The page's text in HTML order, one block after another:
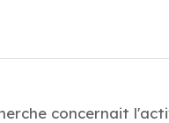
concernait